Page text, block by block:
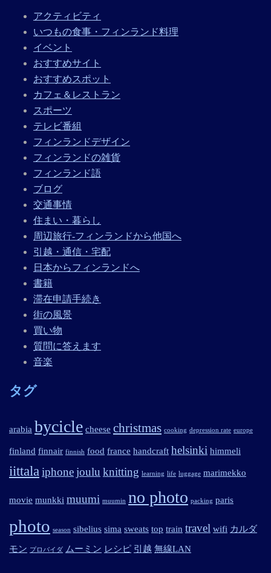
アクティビティ
いつもの食事・フィンランド料理
イベント
おすすめサイト
おすすめスポット
カフェ＆レストラン
スポーツ
テレビ番組
フィンランドデザイン
フィンランドの雑貨
フィンランド語
ブログ
交通事情
住まい・暮らし
周辺旅行-フィンランドから他国へ
引越・通信・宅配
日本からフィンランドへ
書籍
滞在申請手続き
街の風景
買い物
質問に答えます
音楽
タグ
arabia bycicle cheese christmas cooking depression rate europe
finland finnair finnish food france handcraft helsinki himmeli
iittalaiphonejoulu knitting learning life luggage marimekko
movie munkki muumi muumin no photo packing paris
photo season sibelius sima sweats top train travel wifi カルダ
モン プロバイダ ムーミン レシピ 引越 無線LAN